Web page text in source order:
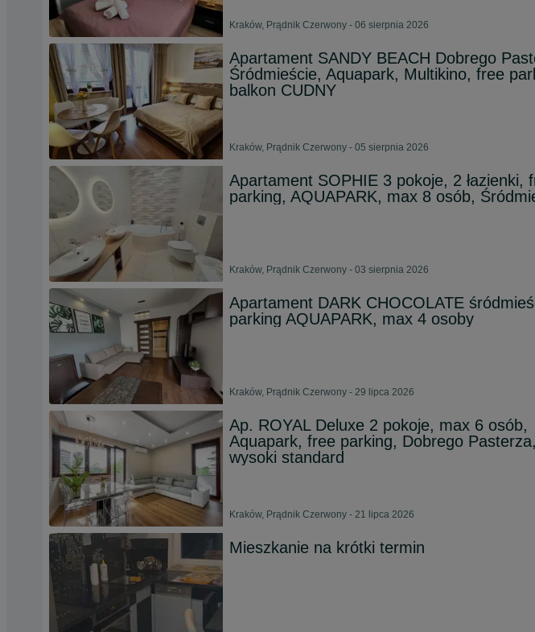
Kraków, Prądnik Czerwony - 06 sierpnia 2026
Apartament SANDY BEACH Dobrego
Śródmieście, Aquapark, Multikino, free
balkon CUDNY
Kraków, Prądnik Czerwony - 05 sierpnia 2026
Apartament SOPHIE 3 pokoje, 2 łazienki,
parking, AQUAPARK, max 8 osób,
Kraków, Prądnik Czerwony - 03 sierpnia 2026
Apartament DARK CHOCOLATE
parking AQUAPARK, max 4 osoby
Kraków, Prądnik Czerwony - 29 lipca 2026
Ap. ROYAL Deluxe 2 pokoje, max 6 osób,
Aquapark, free parking, Dobrego
wysoki standard
Kraków, Prądnik Czerwony - 21 lipca 2026
Mieszkanie na krótki termin